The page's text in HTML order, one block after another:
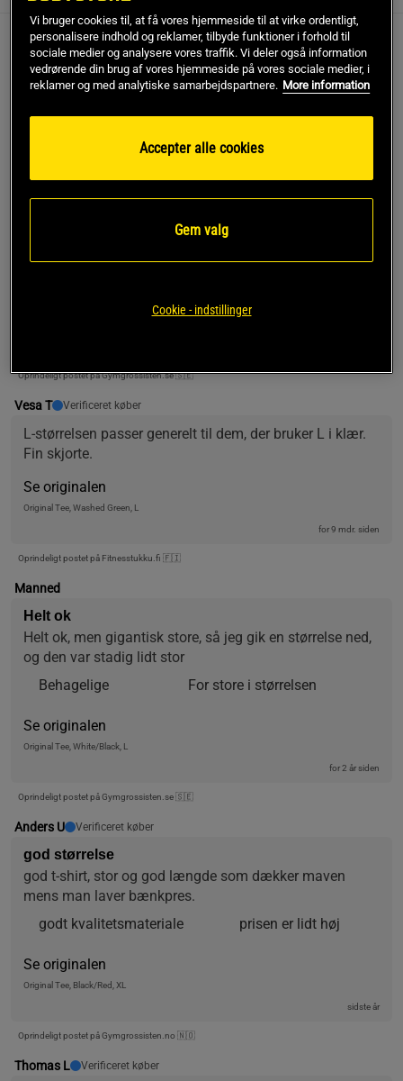
Anmeldelser (12) Spørgsmål og svar (0)
5
67%
Skriv anmeldelse
Relevans
Oprindeligt postet på Gymgrossisten.se 🇸🇪
Vesa T Verificeret køber
L-størrelsen passer generelt til dem, der bruker L i klær.
Fin skjorte.
Se originalen
Original Tee, Washed Green, L
for 9 mdr. siden
Oprindeligt postet på Fitnesstukku.fi 🇫🇮
Manned
Helt ok
Helt ok, men gigantisk store, så jeg gik en størrelse ned,
og den var stadig lidt stor
Behagelige
For store i størrelsen
Se originalen
Original Tee, White/Black, L
for 2 år siden
Oprindeligt postet på Gymgrossisten.se 🇸🇪
Anders U Verificeret køber
god størrelse
god t-shirt, stor og god længde som dækker maven
mens man laver bænkpres.
godt kvalitetsmateriale
prisen er lidt høj
Se originalen
Original Tee, Black/Red, XL
sidste år
Oprindeligt postet på Gymgrossisten.no 🇳🇴
Thomas L Verificeret køber
Vi bruger cookies til, at få vores hjemmeside til at virke ordentligt,
personalisere indhold og reklamer, tilbyde funktioner i forhold til
sociale medier og analysere vores traffik. Vi deler også information
vedrørende din brug af vores hjemmeside på vores sociale medier, i
reklamer og med analytiske samarbejdspartnere. More information
Accepter alle cookies
Gem valg
Cookie - indstillinger